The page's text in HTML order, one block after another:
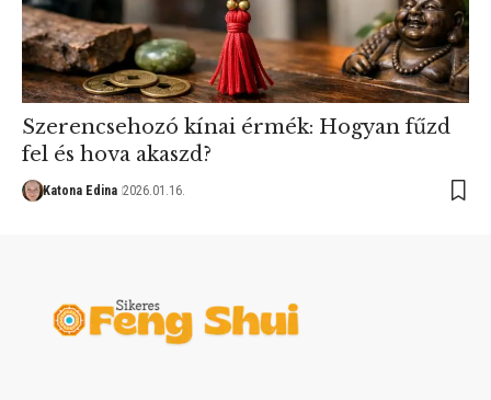
Szerencsehozó kínai érmék: Hogyan fűzd
fel és hova akaszd?
Katona Edina 2026.01.16.